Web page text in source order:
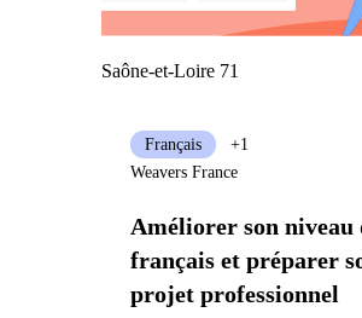
Saône-et-Loire 71
Améliorer son niveau
français et préparer
projet professionnel
Français
+1
Weavers France